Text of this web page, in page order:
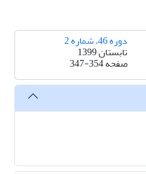
دوره 46، شماره 2
تابستان 1399
صفحه347-354